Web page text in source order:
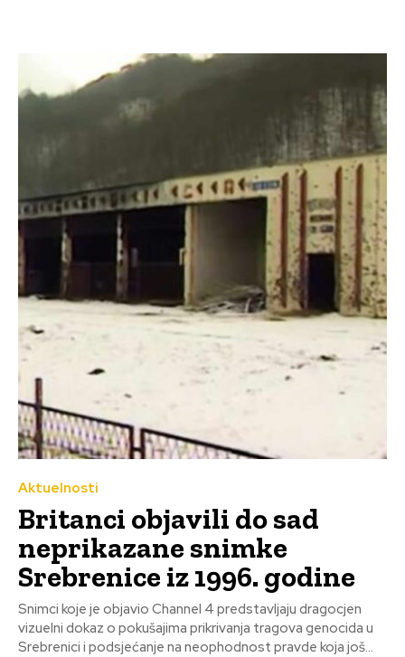
Aktuelnosti
Britanci objavili do sad
neprikazane snimke
Srebrenice iz 1996. godine
Snimci koje je objavio Channel 4 predstavljaju dragocjen
vizuelni dokaz o pokušajima prikrivanja tragova genocida u
Srebrenici i podsjećanje na neophodnost pravde koja još...